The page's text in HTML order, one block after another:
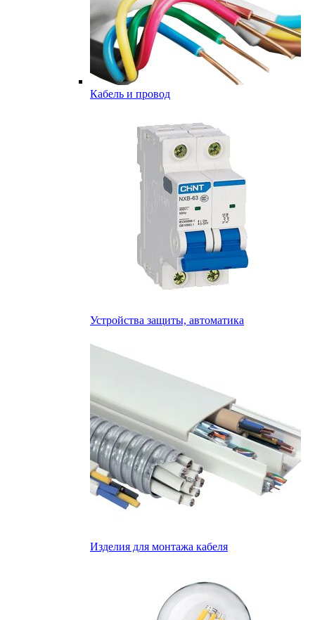
Кабель и провод
Устройства защиты, автоматика
Изделия для монтажа кабеля